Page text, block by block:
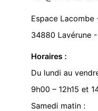
Espace
34880 Lavérune -
Horaires :
Du lundi au
9h00 – 12h15 et
Samedi matin :